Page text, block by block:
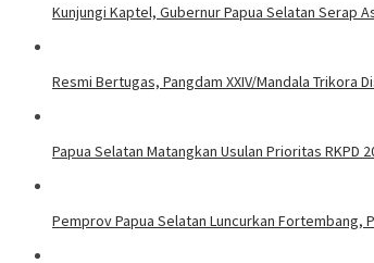
Kunjungi Kaptel, Gubernur Papua Selatan Serap
Resmi Bertugas, Pangdam XXIV/Mandala Trikora
Papua Selatan Matangkan Usulan Prioritas RKPD
Pemprov Papua Selatan Luncurkan Fortembang,